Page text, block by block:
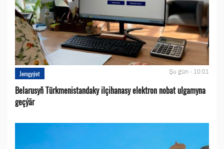
Jemgyýet Şu gün - 10:01
Belarusyň Türkmenistandaky ilçihanasy elektron nobat ulgamyna
geçýär